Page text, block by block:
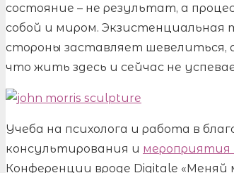
состояние – не результат, а
собой и миром. Экзистенциальная
стороны заставляет шевелиться,
что жить здесь и сейчас не
Учеба на психолога и работа в
консультирования и мероприятия
Конференции вроде Digitale